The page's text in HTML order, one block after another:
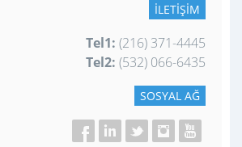
İLETIŞIM
Tel1: (216) 371-4445
Tel2: (532) 066-6435
SOSYAL AĞ